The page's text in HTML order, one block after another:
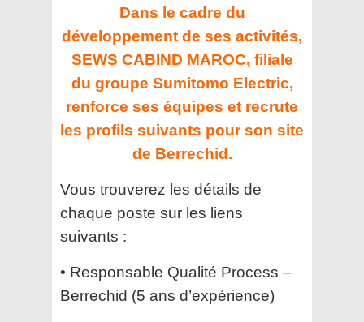
Dans le cadre du
développement de ses activités,
SEWS CABIND MAROC, filiale
du groupe Sumitomo Electric,
renforce ses équipes et recrute
les profils suivants pour son site
de Berrechid.
Vous trouverez les détails de
chaque poste sur les liens
suivants :
• Responsable Qualité Process –
Berrechid (5 ans d’expérience)